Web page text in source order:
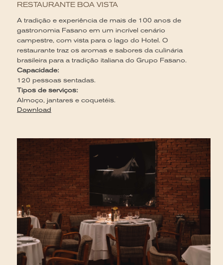
RESTAURANTE BOA VISTA
A tradição e experiência de mais de 100 anos de
gastronomia Fasano em um incrível cenário
campestre, com vista para o lago do Hotel. O
restaurante traz os aromas e sabores da culinária
brasileira para a tradição italiana do Grupo Fasano.
Capacidade:
120 pessoas sentadas.
Tipos de serviços:
Almoço, jantares e coquetéis.
Download